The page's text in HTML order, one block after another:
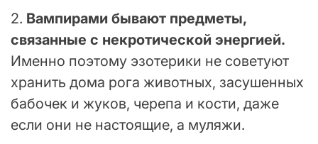
2. Вампирами бывают предметы,
связанные с некротической энергией.
Именно поэтому эзотерики не советуют
хранить дома рога животных, засушенных
бабочек и жуков, черепа и кости, даже
если они не настоящие, а муляжи.